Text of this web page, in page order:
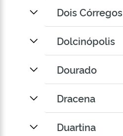
Dois Córregos
Dolcinópolis
Dourado
Dracena
Duartina